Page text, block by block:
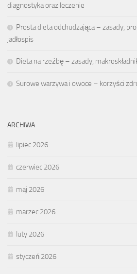
diagnostyka oraz leczenie
Prosta dieta odchudzająca – zasady,
jadłospis
Dieta na rzeźbę – zasady,
Surowe warzywa i owoce – korzyści
ARCHIWA
lipiec 2026
czerwiec 2026
maj 2026
marzec 2026
luty 2026
styczeń 2026